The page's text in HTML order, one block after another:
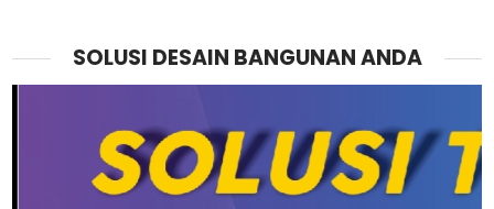
SOLUSI DESAIN BANGUNAN ANDA